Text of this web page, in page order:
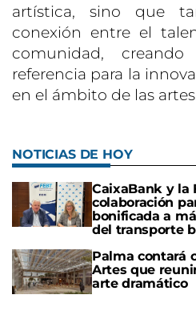
artística, sino que
conexión entre el
comunidad,
referencia para la
en el ámbito de las
NOTICIAS DE HOY
CaixaBank y la
colaboración
bonificada a
del transporte
Palma contará
Artes que
arte dramático